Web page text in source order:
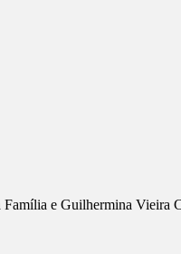
e Guilhermina Vieira